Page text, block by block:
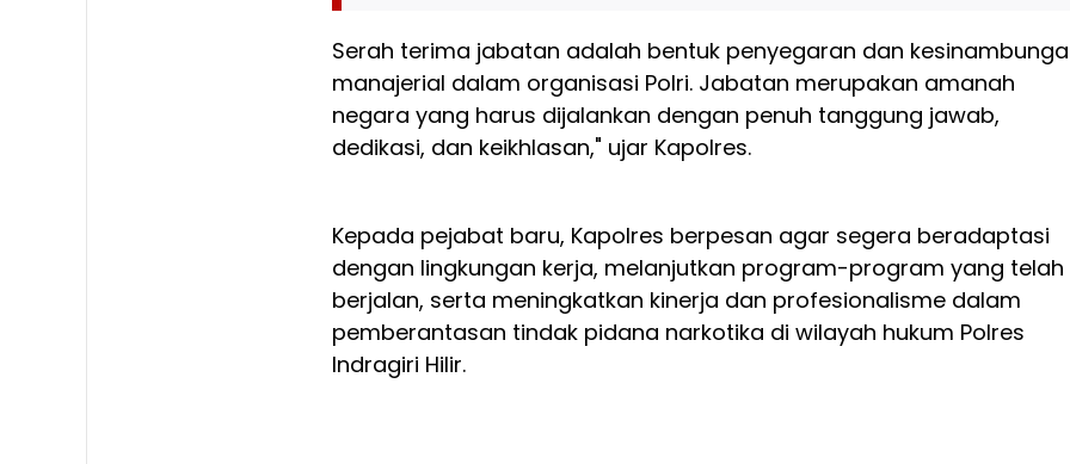
Serah terima jabatan adalah bentuk penyegaran dan
manajerial dalam organisasi Polri. Jabatan merupakan amanah
negara yang harus dijalankan dengan penuh tanggung jawab,
dedikasi, dan keikhlasan," ujar Kapolres.
Kepada pejabat baru, Kapolres berpesan agar segera beradaptasi
dengan lingkungan kerja, melanjutkan program-program yang telah
berjalan, serta meningkatkan kinerja dan profesionalisme dalam
pemberantasan tindak pidana narkotika di wilayah hukum Polres
Indragiri Hilir.